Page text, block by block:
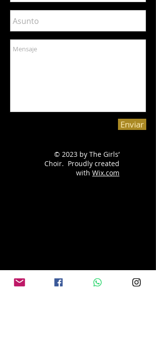
Enviar
© 2023 by The Girls’
Choir. Proudly created
with Wix.com